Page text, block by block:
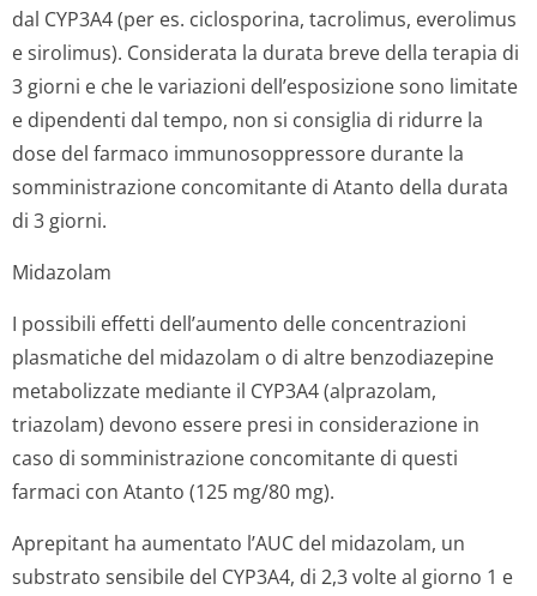
dal CYP3A4 (per es. ciclosporina, tacrolimus, everolimus
e sirolimus). Considerata la durata breve della terapia di
3 giorni e che le variazioni dell’esposizione sono limitate
e dipendenti dal tempo, non si consiglia di ridurre la
dose del farmaco immunosoppressore durante la
somministrazione concomitante di Atanto della durata
di 3 giorni.
Midazolam
I possibili effetti dell’aumento delle concentrazioni
plasmatiche del midazolam o di altre benzodiazepine
metabolizzate mediante il CYP3A4 (alprazolam,
triazolam) devono essere presi in considerazione in
caso di somministrazione concomitante di questi
farmaci con Atanto (125 mg/80 mg).
Aprepitant ha aumentato l’AUC del midazolam, un
substrato sensibile del CYP3A4, di 2,3 volte al giorno 1 e